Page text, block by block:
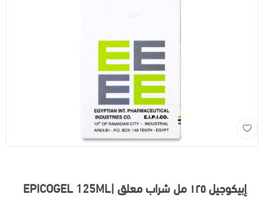
إبيكوجيل ١٢٥ مل شراب معلق |EPICOGEL 125ML